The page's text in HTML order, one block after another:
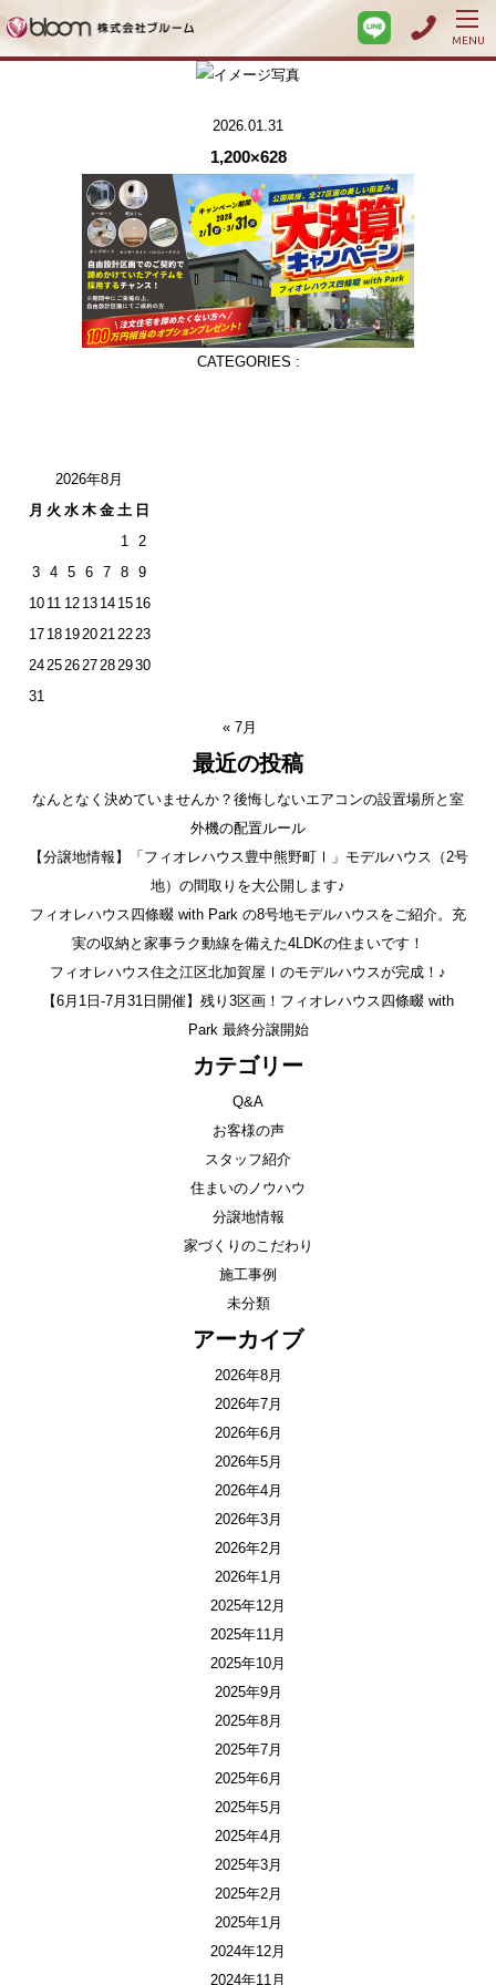
MENU
2026.01.31
1,200×628
CATEGORIES :
2026年8月
月 火 水 木 金 土 日
1
2
3
4 5 6 7 8
9
10 11 12 13 14 15 16
17 18 1920212223
24252627282930
31
« 7月
最近の投稿
なんとなく決めていませんか？後悔しないエアコンの設置場所と室
外機の配置ルール
【分譲地情報】「フィオレハウス豊中熊野町Ⅰ」モデルハウス（2号
地）の間取りを大公開します♪
フィオレハウス四條畷 with Park の8号地モデルハウスをご紹介。充
実の収納と家事ラク動線を備えた4LDKの住まいです！
フィオレハウス住之江区北加賀屋Ⅰのモデルハウスが完成！♪
【6月1日-7月31日開催】残り3区画！フィオレハウス四條畷 with
Park 最終分譲開始
カテゴリー
Q&A
お客様の声
スタッフ紹介
住まいのノウハウ
分譲地情報
家づくりのこだわり
施工事例
未分類
アーカイブ
2026年8月
2026年7月
2026年6月
2026年5月
2026年4月
2026年3月
2026年2月
2026年1月
2025年12月
2025年11月
2025年10月
2025年9月
2025年8月
2025年7月
2025年6月
2025年5月
2025年4月
2025年3月
2025年2月
2025年1月
2024年12月
2024年11月